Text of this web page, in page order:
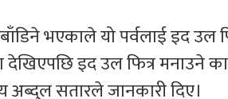
भएकाले यो पर्वलाई इद उल
देखिएपछि इद उल फित्र मनाउने
अब्दुल सतारले जानकारी दिए।